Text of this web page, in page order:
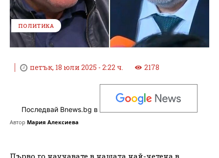
ПОЛИТИКА
петък, 18 юли 2025 - 2:22 ч. 2178
Последвай Bnews.bg в
Автор Мария Алексиева
Първо го научавате в нашата най-четена в